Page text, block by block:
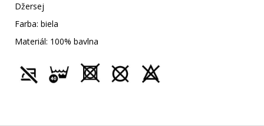
Džersej
Farba: biela
Materiál: 100% bavlna